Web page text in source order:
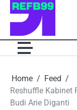
Skip
Home
Feed
Reshuffle Kabinet
Budi Arie Diganti